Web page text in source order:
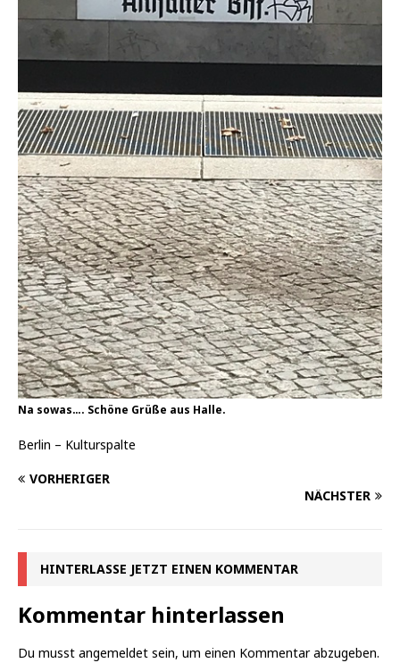
Na sowas…. Schöne Grüße aus Halle.
Berlin – Kulturspalte
VORHERIGER
NÄCHSTER
HINTERLASSE JETZT EINEN KOMMENTAR
Kommentar hinterlassen
Du musst angemeldet sein, um einen Kommentar abzugeben.